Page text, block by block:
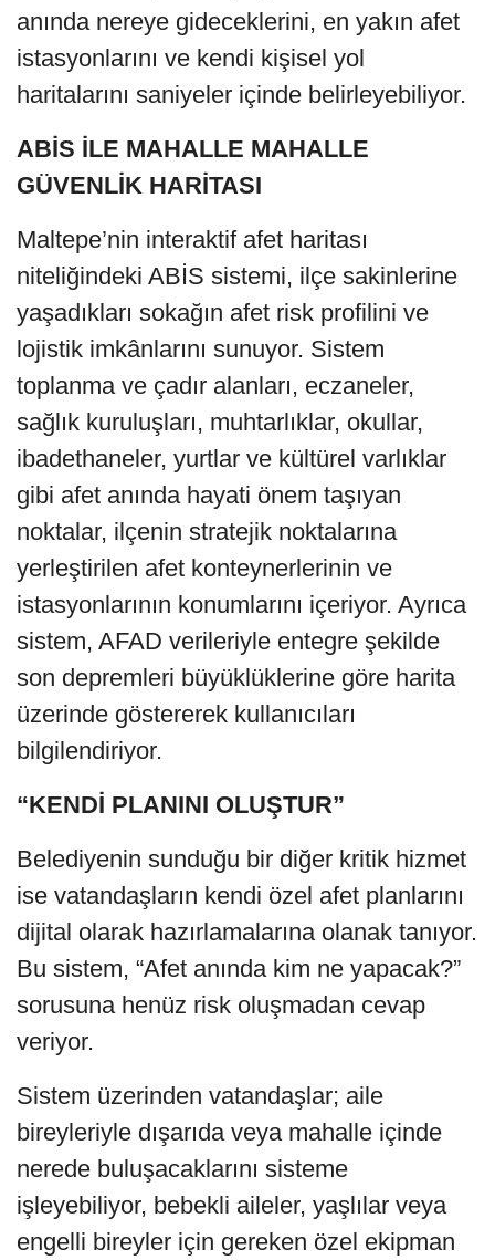
anında nereye gideceklerini, en yakın afet
istasyonlarını ve kendi kişisel yol
haritalarını saniyeler içinde belirleyebiliyor.
ABİS İLE MAHALLE MAHALLE
GÜVENLİK HARİTASI
Maltepe’nin interaktif afet haritası
niteliğindeki ABİS sistemi, ilçe sakinlerine
yaşadıkları sokağın afet risk profilini ve
lojistik imkânlarını sunuyor. Sistem
toplanma ve çadır alanları, eczaneler,
sağlık kuruluşları, muhtarlıklar, okullar,
ibadethaneler, yurtlar ve kültürel varlıklar
gibi afet anında hayati önem taşıyan
noktalar, ilçenin stratejik noktalarına
yerleştirilen afet konteynerlerinin ve
istasyonlarının konumlarını içeriyor. Ayrıca
sistem, AFAD verileriyle entegre şekilde
son depremleri büyüklüklerine göre harita
üzerinde göstererek kullanıcıları
bilgilendiriyor.
“KENDİ PLANINI OLUŞTUR”
Belediyenin sunduğu bir diğer kritik hizmet
ise vatandaşların kendi özel afet planlarını
dijital olarak hazırlamalarına olanak tanıyor.
Bu sistem, “Afet anında kim ne yapacak?”
sorusuna henüz risk oluşmadan cevap
veriyor.
Sistem üzerinden vatandaşlar; aile
bireyleriyle dışarıda veya mahalle içinde
nerede buluşacaklarını sisteme
işleyebiliyor, bebekli aileler, yaşlılar veya
engelli bireyler için gereken özel ekipman